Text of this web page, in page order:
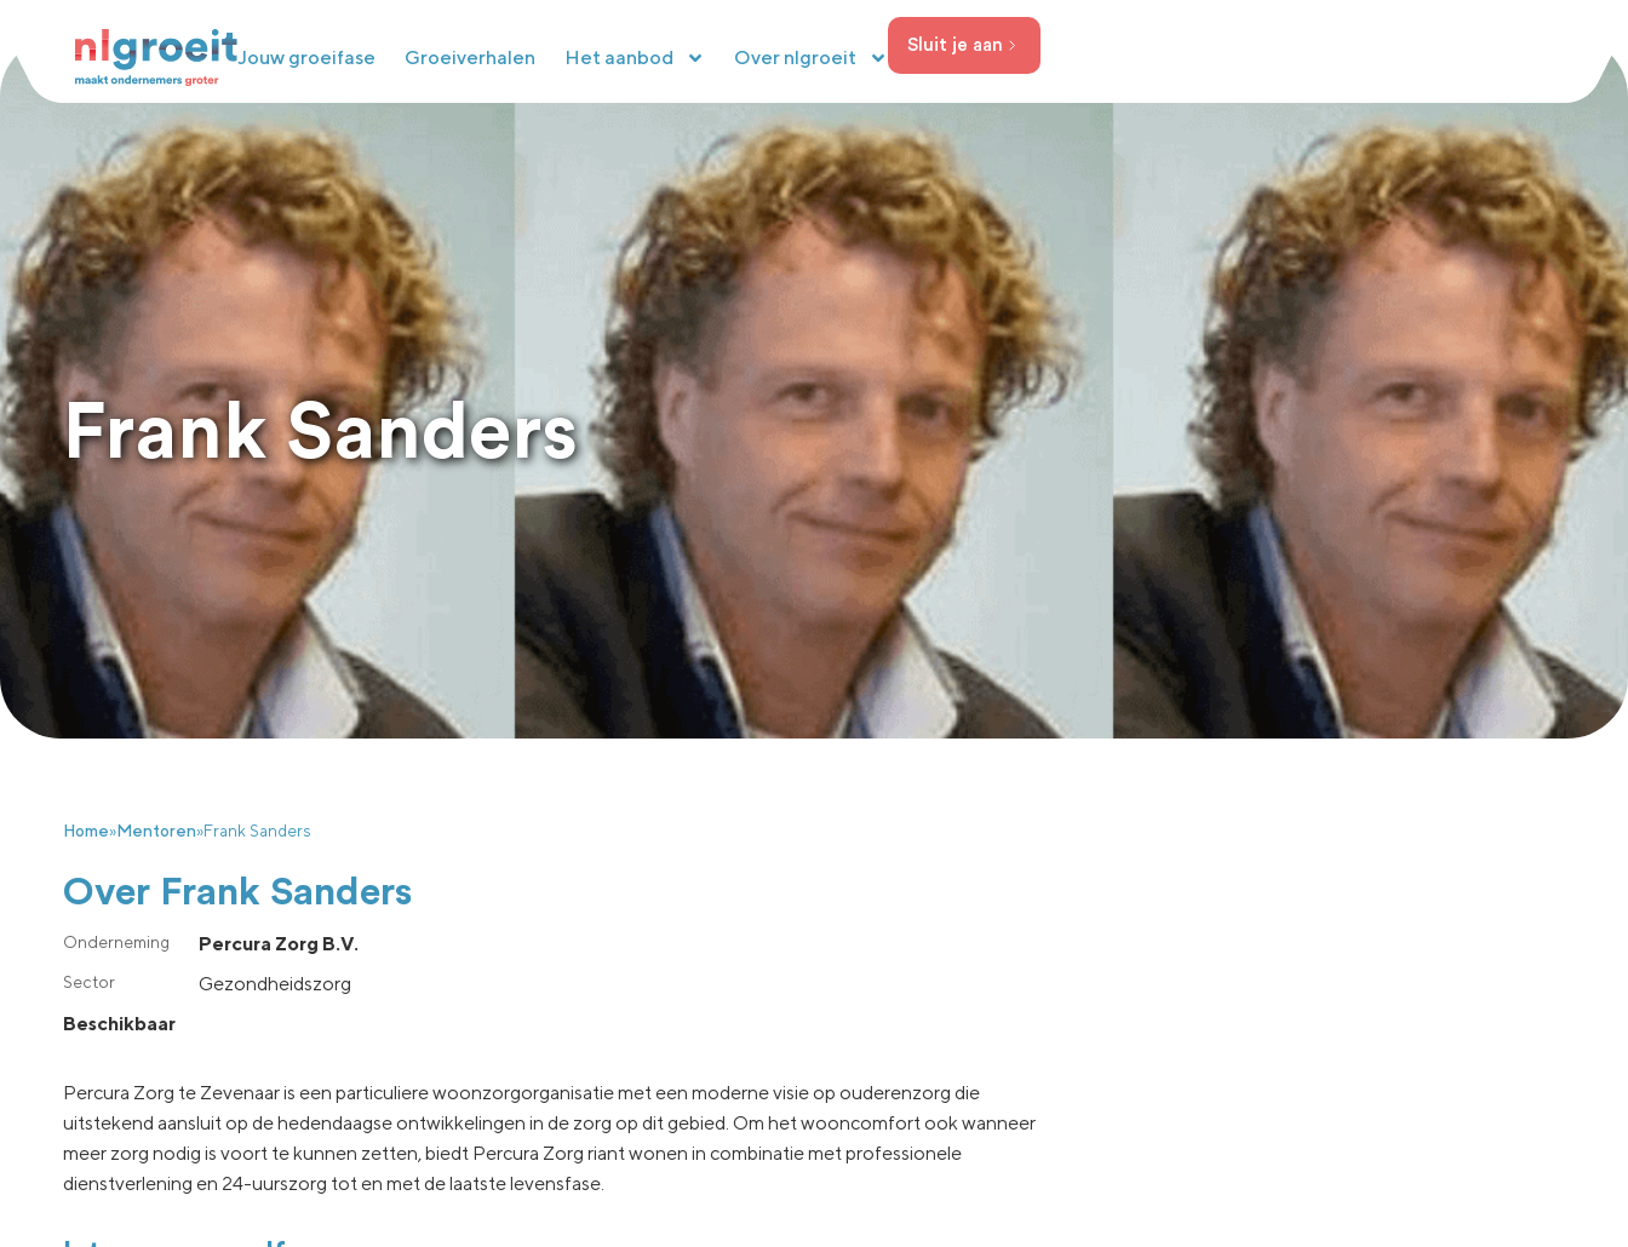
Jouw groeifase Groeiverhalen Het aanbod Over nlgroeit
Sluit je aan
Frank Sanders
Home»Mentoren»Frank Sanders
Over Frank Sanders
Percura Zorg B.V.
Gezondheidszorg
Beschikbaar
Percura Zorg te Zevenaar is een particuliere woonzorgorganisatie met een moderne visie op ouderenzorg die
uitstekend aansluit op de hedendaagse ontwikkelingen in de zorg op dit gebied. Om het wooncomfort ook wanneer
meer zorg nodig is voort te kunnen zetten, biedt Percura Zorg riant wonen in combinatie met professionele
dienstverlening en 24-uurszorg tot en met de laatste levensfase.